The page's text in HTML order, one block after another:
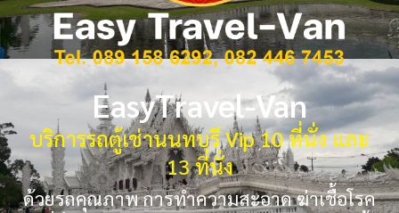
EasyTravel-Van
บริการรถตู้เช่านนทบุรี Vip 10 ที่นั่ง และ
13 ที่นั่ง
ด้วยรถคุณภาพ การทำความสะอาด ฆ่าเชื้อโรค